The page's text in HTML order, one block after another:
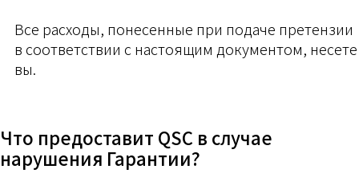
Все расходы, понесенные при подаче претензии
в соответствии с настоящим документом, несете
вы.
Что предоставит QSC в случае
нарушения Гарантии?